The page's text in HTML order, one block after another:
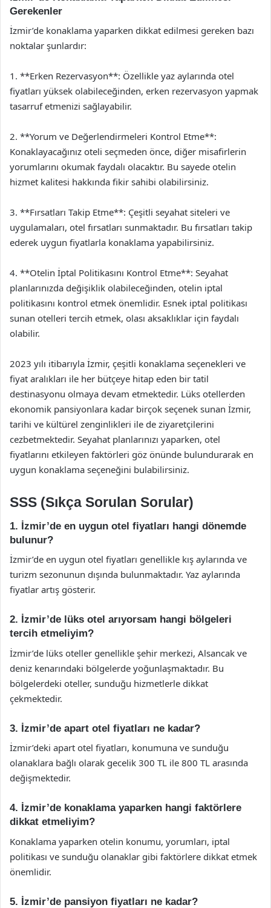
Gerekenler
İzmir’de konaklama yaparken dikkat edilmesi gereken bazı
noktalar şunlardır:
1. **Erken Rezervasyon**: Özellikle yaz aylarında otel
fiyatları yüksek olabileceğinden, erken rezervasyon yapmak
tasarruf etmenizi sağlayabilir.
2. **Yorum ve Değerlendirmeleri Kontrol Etme**:
Konaklayacağınız oteli seçmeden önce, diğer misafirlerin
yorumlarını okumak faydalı olacaktır. Bu sayede otelin
hizmet kalitesi hakkında fikir sahibi olabilirsiniz.
3. **Fırsatları Takip Etme**: Çeşitli seyahat siteleri ve
uygulamaları, otel fırsatları sunmaktadır. Bu fırsatları takip
ederek uygun fiyatlarla konaklama yapabilirsiniz.
4. **Otelin İptal Politikasını Kontrol Etme**: Seyahat
planlarınızda değişiklik olabileceğinden, otelin iptal
politikasını kontrol etmek önemlidir. Esnek iptal politikası
sunan otelleri tercih etmek, olası aksaklıklar için faydalı
olabilir.
2023 yılı itibarıyla İzmir, çeşitli konaklama seçenekleri ve
fiyat aralıkları ile her bütçeye hitap eden bir tatil
destinasyonu olmaya devam etmektedir. Lüks otellerden
ekonomik pansiyonlara kadar birçok seçenek sunan İzmir,
tarihi ve kültürel zenginlikleri ile de ziyaretçilerini
cezbetmektedir. Seyahat planlarınızı yaparken, otel
fiyatlarını etkileyen faktörleri göz önünde bulundurarak en
uygun konaklama seçeneğini bulabilirsiniz.
SSS (Sıkça Sorulan Sorular)
1. İzmir’de en uygun otel fiyatları hangi dönemde
bulunur?
İzmir’de en uygun otel fiyatları genellikle kış aylarında ve
turizm sezonunun dışında bulunmaktadır. Yaz aylarında
fiyatlar artış gösterir.
2. İzmir’de lüks otel arıyorsam hangi bölgeleri
tercih etmeliyim?
İzmir’de lüks oteller genellikle şehir merkezi, Alsancak ve
deniz kenarındaki bölgelerde yoğunlaşmaktadır. Bu
bölgelerdeki oteller, sunduğu hizmetlerle dikkat
çekmektedir.
3. İzmir’de apart otel fiyatları ne kadar?
İzmir’deki apart otel fiyatları, konumuna ve sunduğu
olanaklara bağlı olarak gecelik 300 TL ile 800 TL arasında
değişmektedir.
4. İzmir’de konaklama yaparken hangi faktörlere
dikkat etmeliyim?
Konaklama yaparken otelin konumu, yorumları, iptal
politikası ve sunduğu olanaklar gibi faktörlere dikkat etmek
önemlidir.
5. İzmir’de pansiyon fiyatları ne kadar?